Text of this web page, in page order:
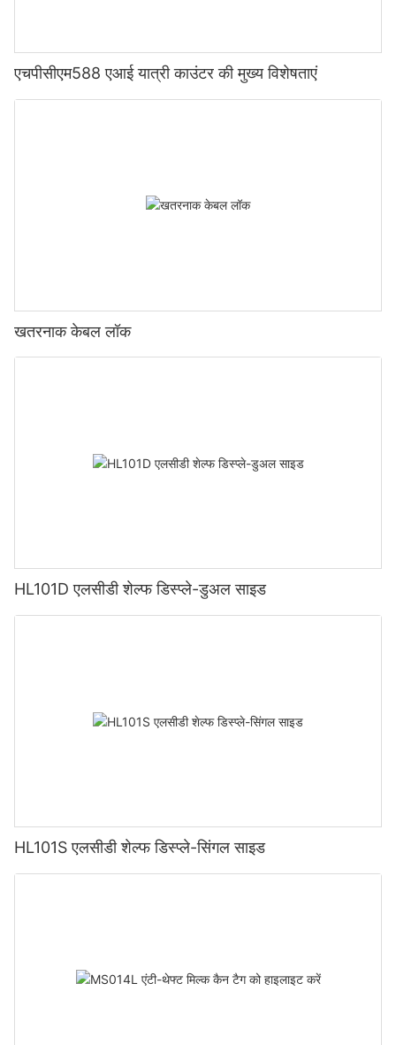
एचपीसीएम588 एआई यात्री काउंटर की मुख्य विशेषताएं
खतरनाक केबल लॉक
HL101D एलसीडी शेल्फ डिस्प्ले-डुअल साइड
HL101S एलसीडी शेल्फ डिस्प्ले-सिंगल साइड